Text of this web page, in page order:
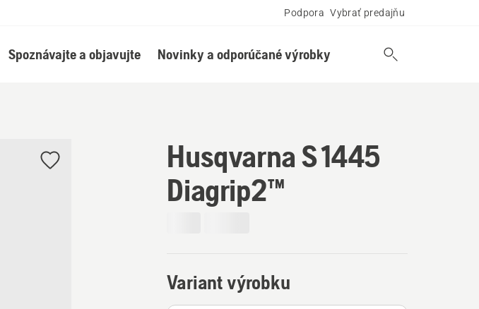
Podpora Vybrať predajňu
Spoznávajte a objavujte Novinky a odporúčané výrobky
Husqvarna S 1445
Diagrip2™
Variant výrobku